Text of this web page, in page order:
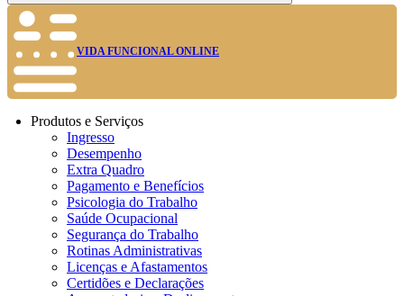
Buscar
VIDA FUNCIONAL ONLINE
Produtos e Serviços
Ingresso
Desempenho
Extra Quadro
Pagamento e Benefícios
Psicologia do Trabalho
Saúde Ocupacional
Segurança do Trabalho
Rotinas Administrativas
Licenças e Afastamentos
Certidões e Declarações